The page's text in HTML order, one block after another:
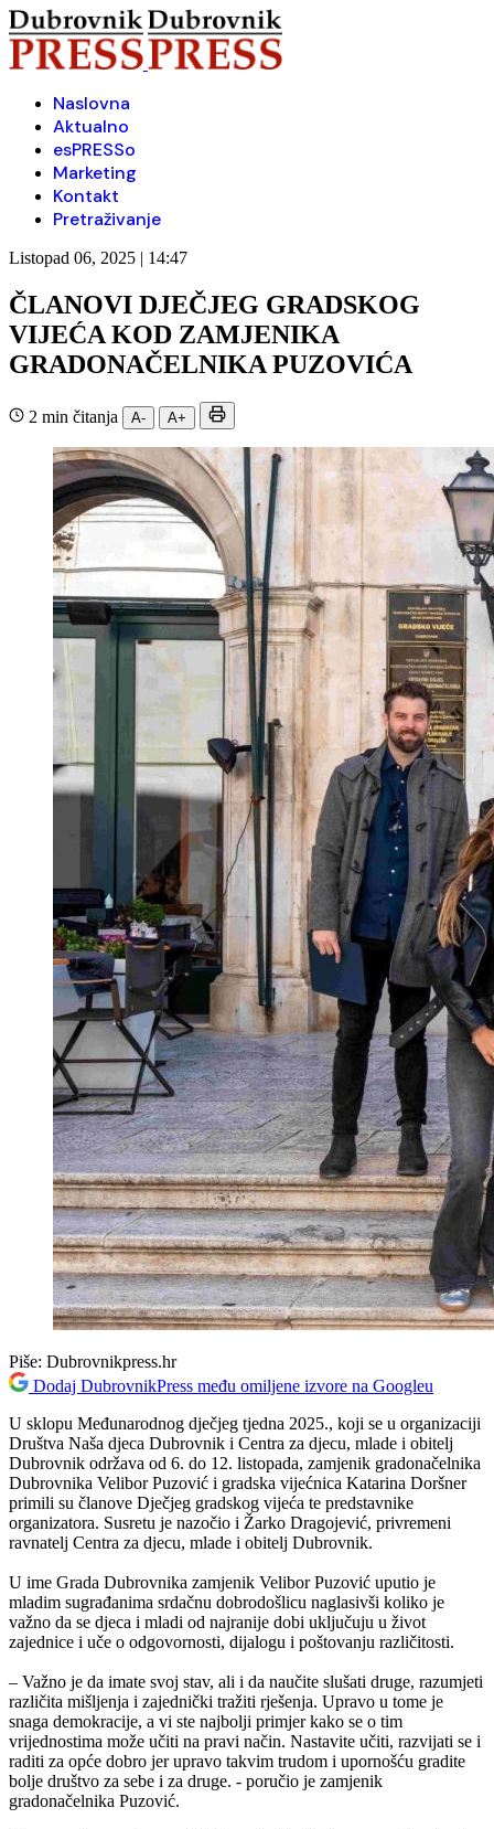
Naslovna
Aktualno
esPRESSo
Marketing
Kontakt
Pretraživanje
Listopad 06, 2025 | 14:47
ČLANOVI DJEČJEG GRADSKOG
VIJEĆA KOD ZAMJENIKA
GRADONAČELNIKA PUZOVIĆA
2 min čitanja A- A+
Piše: Dubrovnikpress.hr
Dodaj DubrovnikPress među omiljene izvore na Googleu
U sklopu Međunarodnog dječjeg tjedna 2025., koji se u organizaciji
Društva Naša djeca Dubrovnik i Centra za djecu, mlade i obitelj
Dubrovnik održava od 6. do 12. listopada, zamjenik gradonačelnika
Dubrovnika Velibor Puzović i gradska vijećnica Katarina Doršner
primili su članove Dječjeg gradskog vijeća te predstavnike
organizatora. Susretu je nazočio i Žarko Dragojević, privremeni
ravnatelj Centra za djecu, mlade i obitelj Dubrovnik.
U ime Grada Dubrovnika zamjenik Velibor Puzović uputio je
mladim sugrađanima srdačnu dobrodošlicu naglasivši koliko je
važno da se djeca i mladi od najranije dobi uključuju u život
zajednice i uče o odgovornosti, dijalogu i poštovanju različitosti.
– Važno je da imate svoj stav, ali i da naučite slušati druge, razumjeti
različita mišljenja i zajednički tražiti rješenja. Upravo u tome je
snaga demokracije, a vi ste najbolji primjer kako se o tim
vrijednostima može učiti na pravi način. Nastavite učiti, razvijati se i
raditi za opće dobro jer upravo takvim trudom i upornošću gradite
bolje društvo za sebe i za druge. - poručio je zamjenik
gradonačelnika Puzović.